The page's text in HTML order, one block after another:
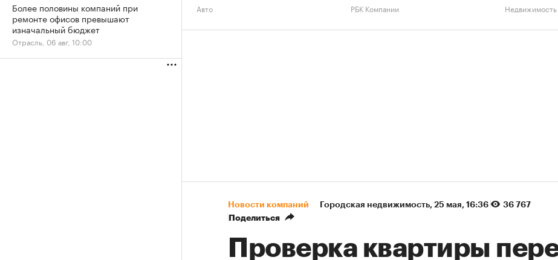
Авто РБК Компании Недвижимость
Новости компаний Городская недвижимость⁠, 25 мая, 16:36
36 767
Поделиться
Проверка квартиры
Более половины компаний при
ремонте офисов превышают
изначальный бюджет
Отрасль, 06 авг, 10:00